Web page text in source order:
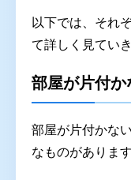
以下では、それ
て詳しく見てい
部屋が片付
部屋が片付かな
なものがあります